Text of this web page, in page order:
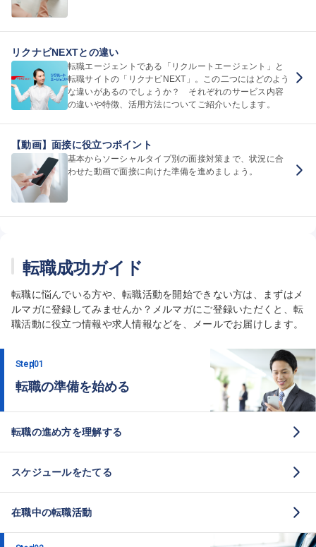
リクナビNEXTとの違い
転職エージェントである「リクルートエージェント」と
転職サイトの「リクナビNEXT」。この二つにはどのよう
な違いがあるのでしょうか？ それぞれのサービス内容
の違いや特徴、活用方法についてご紹介いたします。
【動画】面接に役立つポイント
基本からソーシャルタイプ別の面接対策まで、状況に合
わせた動画で面接に向けた準備を進めましょう。
転職成功ガイド
転職に悩んでいる方や、転職活動を開始できない方は、まずはメ
ルマガに登録してみませんか？メルマガにご登録いただくと、転
職活動に役立つ情報や求人情報などを、メールでお届けします。
Step01
転職の準備を始める
転職の進め方を理解する
スケジュールをたてる
在職中の転職活動